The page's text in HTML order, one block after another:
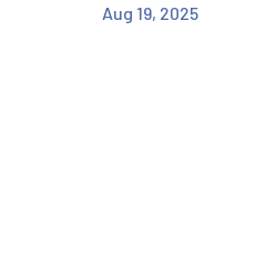
Aug 19, 2025